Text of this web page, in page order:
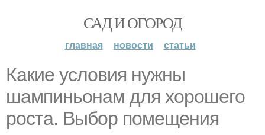
САД И ОГОРОД
главная новости статьи
Какие условия нужны
шампиньонам для хорошего
роста. Выбор помещения